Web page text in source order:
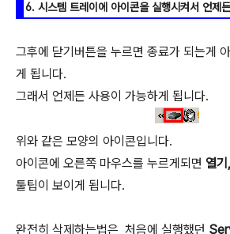
6. 시스템 트레이에 아이콘을 실행시켜서 언제
그후에 닫기버튼을 누르면 종료가 되는게
게 됩니다.
그래서 언제든 사용이 가능하게 됩니다.
위와 같은 모양의 아이콘입니다.
아이콘에 오른쪽 마우스를 누르게되면 열
툴팁이 보이게 됩니다.
완전히 삭제하는법은 처음에 실행했던